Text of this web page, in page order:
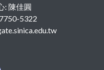
: 陳佳圓
5322